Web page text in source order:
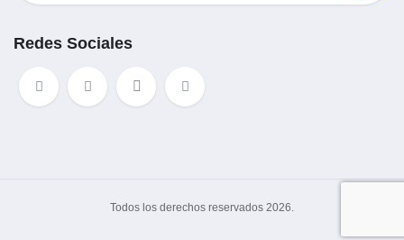
Redes Sociales
Todos los derechos reservados 2026.